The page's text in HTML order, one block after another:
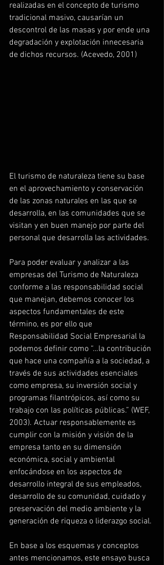
realizadas en el concepto de turismo
tradicional masivo, causarían un
descontrol de las masas y por ende una
degradación y explotación innecesaria
de dichos recursos. (Acevedo, 2001)
El turismo de naturaleza tiene su base
en el aprovechamiento y conservación
de las zonas naturales en las que se
desarrolla, en las comunidades que se
visitan y en buen manejo por parte del
personal que desarrolla las actividades.
Para poder evaluar y analizar a las
empresas del Turismo de Naturaleza
conforme a las responsabilidad social
que manejan, debemos conocer los
aspectos fundamentales de este
término, es por ello que
Responsabilidad Social Empresarial la
podemos definir como “…la contribución
que hace una compañía a la sociedad, a
través de sus actividades esenciales
como empresa, su inversión social y
programas filantrópicos, así como su
trabajo con las políticas públicas.” (WEF,
2003). Actuar responsablemente es
cumplir con la misión y visión de la
empresa tanto en su dimensión
económica, social y ambiental
enfocándose en los aspectos de
desarrollo integral de sus empleados,
desarrollo de su comunidad, cuidado y
preservación del medio ambiente y la
generación de riqueza o liderazgo social.
En base a los esquemas y conceptos
antes mencionamos, este ensayo busca